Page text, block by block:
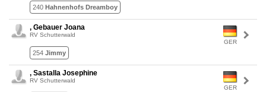
240 Hahnenhofs Dreamboy
GER
, Gebauer Joana
RV Schutterwald
254 Jimmy
GER
, Sastalla Josephine
RV Schutterwald